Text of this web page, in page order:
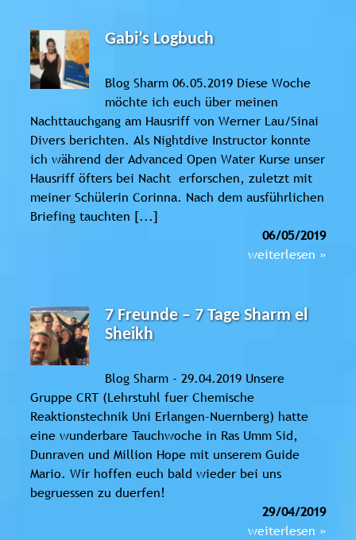
Gabi’s Logbuch
Blog Sharm 06.05.2019 Diese Woche
möchte ich euch über meinen
Nachttauchgang am Hausriff von Werner Lau/Sinai
Divers berichten. Als Nightdive Instructor konnte
ich während der Advanced Open Water Kurse unser
Hausriff öfters bei Nacht erforschen, zuletzt mit
meiner Schülerin Corinna. Nach dem ausführlichen
Briefing tauchten [...]
06/05/2019
weiterlesen »
7 Freunde – 7 Tage Sharm el
Sheikh
Blog Sharm - 29.04.2019 Unsere
Gruppe CRT (Lehrstuhl fuer Chemische
Reaktionstechnik Uni Erlangen-Nuernberg) hatte
eine wunderbare Tauchwoche in Ras Umm Sid,
Dunraven und Million Hope mit unserem Guide
Mario. Wir hoffen euch bald wieder bei uns
begruessen zu duerfen!
29/04/2019
weiterlesen »